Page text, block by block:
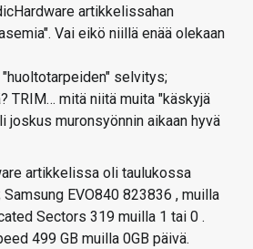
artikkelissahan
Vai eikö niillä enää olekaan
selvitys;
TRIM… mitä niitä muita "käskyjä
joskus muronsyönnin aikaan hyvä
artikkelissa oli taulukossa
EVO840 823836 , muilla
Sectors 319 muilla 1 tai 0 .
499 GB muilla 0GB päivä.